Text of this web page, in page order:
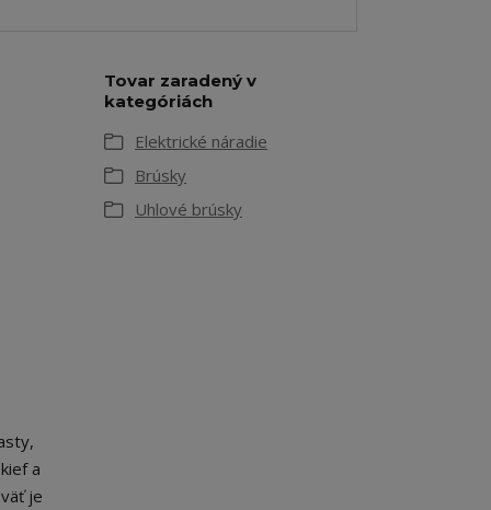
a
je
Tovar zaradený v
kategóriách
Elektrické náradie
Brúsky
Uhlové brúsky